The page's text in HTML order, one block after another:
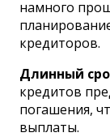
намного
кредиторов.
Длинный
кредитов
погашения,
выплаты.